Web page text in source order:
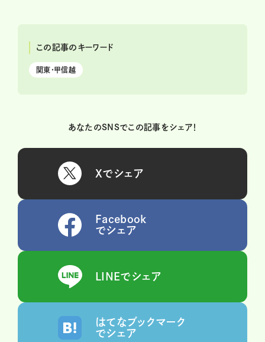
この記事のキーワード
関東・甲信越
あなたのSNSでこの記事をシェア！
Xでシェア
Facebook
でシェア
LINEでシェア
はてなブックマーク
でシェア